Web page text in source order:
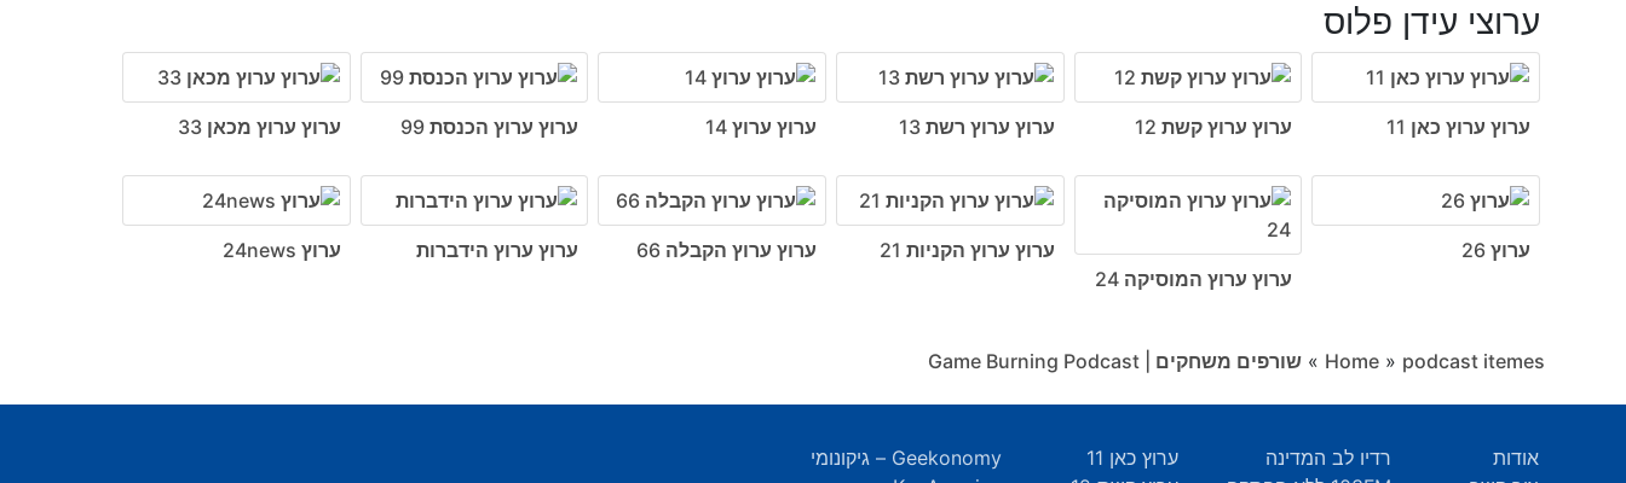
ערוצי עידן פלוס
ערוץ ערוץ כאן 11 ערוץ ערוץ קשת 12 ערוץ ערוץ רשת 13 ערוץ ערוץ 14 ערוץ ערוץ הכנסת 99 ערוץ ערוץ מכאן 33
ערוץ 26
ערוץ ערוץ המוסיקה 24
ערוץ ערוץ הקניות 21 ערוץ ערוץ הקבלה 66 ערוץ ערוץ הידברות ערוץ 24news
Home » podcast itemes
» שורפים משחקים | Game Burning Podcast
אודות
רדיו לב המדינה
ערוץ כאן 11
Geekonomy – גיקונומי